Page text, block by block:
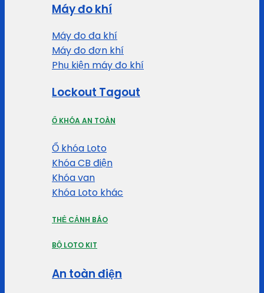
Máy đo khí
Máy đo đa khí
Máy đo đơn khí
Phụ kiện máy đo khí
Lockout Tagout
Ổ KHÓA AN TOÀN
Ổ khóa Loto
Khóa CB điện
Khóa van
Khóa Loto khác
THẺ CẢNH BÁO
BỘ LOTO KIT
An toàn điện